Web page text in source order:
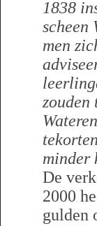
1838
scheen
men
zouden
minder
De
2000
gulden